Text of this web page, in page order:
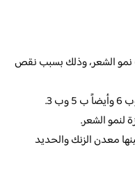
نمو الشعر، وذلك بسبب نقص
لنمو الشعر.
معدن الزنك والحديد